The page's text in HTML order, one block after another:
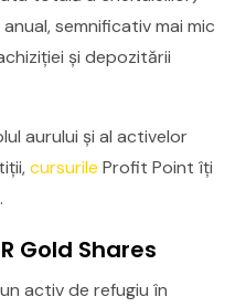
semnificativ mai mic
și depozitării
aurului și al activelor
cursurile Profit Point îți
Gold Shares
activ de refugiu în